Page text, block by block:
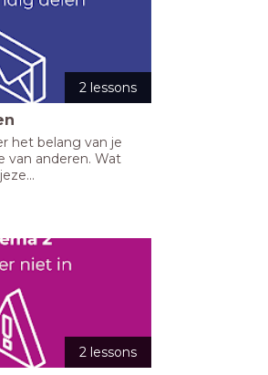
2 lessons
het belang van je
van anderen. Wat
2 lessons